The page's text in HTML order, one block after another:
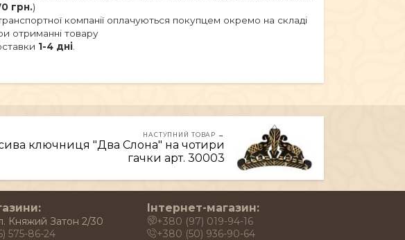
грн.)
компанії оплачуються покупцем окремо на складі
отриманні товару
1-4 дні
НАСТУПНИЙ ТОВАР →
ключниця "Два Слона" на чотири
гачки арт. 30003
Княжий Затон 2/30
575-86-24
Інтернет-магазин:
+380 (97) 019-94-16
+380 (50) 936-90-64